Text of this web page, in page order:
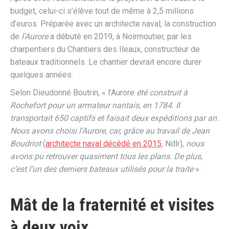
budget, celui-ci s’élève tout de même à 2,5 millions
d’euros. Préparée avec un architecte naval, la construction
de l’Aurorea débuté en 2019, à Noirmoutier, par les
charpentiers du Chantiers des Ileaux, constructeur de
bateaux traditionnels. Le chantier devrait encore durer
quelques années.
Selon Dieudonné Boutrin, « l’Aurore été construit à
Rochefort pour un armateur nantais, en 1784. Il
transportait 650 captifs et faisait deux expéditions par an.
Nous avons choisi l’Aurore, car, grâce au travail de Jean
Boudriot(architecte naval décédé en 2015, Ndlr), nous
avons pu retrouver quasiment tous les plans. De plus,
c’est l’un des derniers bateaux utilisés pour la traite».
Mât de la fraternité et visites